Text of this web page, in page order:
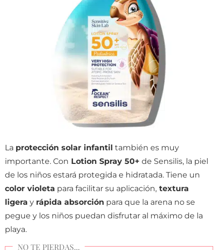
La protección solar infantil también es muy
importante. Con Lotion Spray 50+ de Sensilis, la piel
de los niños estará protegida e hidratada. Tiene un
color violeta para facilitar su aplicación, textura
ligera y rápida absorción para que la arena no se
pegue y los niños puedan disfrutar al máximo de la
playa.